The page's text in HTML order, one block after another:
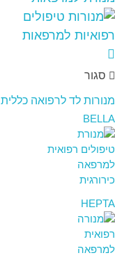
סגור
מנורות לד לרפואה כללית
BELLA
HEPTA